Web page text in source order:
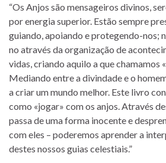
“Os Anjos são mensageiros divinos,
por energia superior. Estão sempre
guiando, apoiando e protegendo-nos;
no através da organização de
vidas, criando aquilo a que chamamos
Mediando entre a divindade e o
a criar um mundo melhor. Este livro
como «jogar» com os anjos. Através
passa de uma forma inocente e
com eles – poderemos aprender a
destes nossos guias celestiais.”